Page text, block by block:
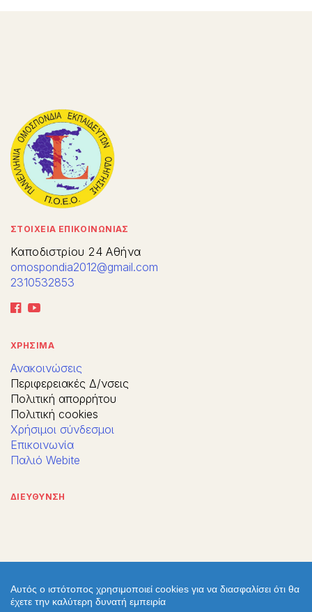
ΣΤΟΙΧΕΙΑ ΕΠΙΚΟΙΝΩΝΙΑΣ
Καποδιστρίου 24 Αθήνα
omospondia2012@gmail.com
2310532853
ΧΡΗΣΙΜΑ
Ανακοινώσεις
Περιφερειακές Δ/νσεις
Πολιτική απορρήτου
Πολιτική cookies
Χρήσιμοι σύνδεσμοι
Επικοινωνία
Παλιό Webite
ΔΙΕΥΘΥΝΣΗ
Αυτός ο ιστότοπος χρησιμοποιεί cookies για να διασφαλίσει ότι θα
έχετε την καλύτερη δυνατή εμπειρία